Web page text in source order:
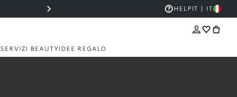
⚡ SUPER PROMO JUST CAVALLI: -30% SU TUTTA
HELP IT | IT
SERVIZI BEAUTY IDEE REGALO